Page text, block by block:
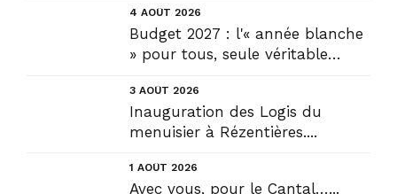
4 AOÛT 2026
Budget 2027 : l'« année blanche
» pour tous, seule véritable
3 AOÛT 2026
Inauguration des Logis du
menuisier à Rézentières....
1 AOÛT 2026
Avec vous, pour le Cantal…...